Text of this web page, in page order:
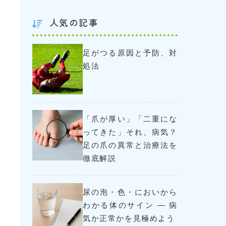
人気の記事
足がつる原因と予防、対
処法
「爪が厚い」「二重にな
ってきた」それ、病気？
足の爪の異常と治療法を
徹底解説
尿の泡・色・においから
わかる体のサイン ― 病
気か正常かを見極めよう